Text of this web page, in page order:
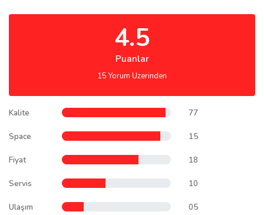
4.5
Puanlar
15 Yorum Uzerinden
Kalite 77
Space 15
Fiyat 18
Servis 10
Ulaşım 05